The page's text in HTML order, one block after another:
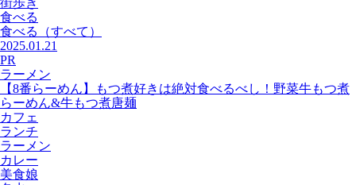
街歩き
食べる
食べる
（すべて）
2025.01.21
PR
ラーメン
【8番らーめん】もつ煮好きは絶対食べるべし！野菜牛もつ煮
らーめん&牛もつ煮唐麺
カフェ
ランチ
ラーメン
カレー
美食娘